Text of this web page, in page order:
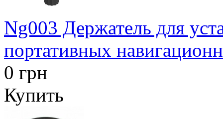
Ng003 Держатель для
портативных
0 грн
Купить